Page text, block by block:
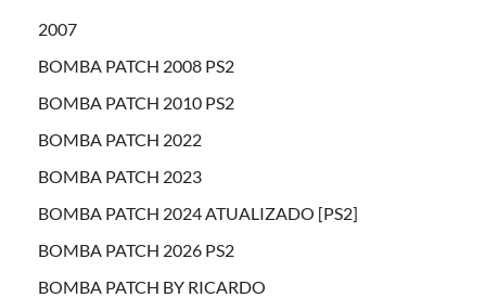
2007
BOMBA PATCH 2008 PS2
BOMBA PATCH 2010 PS2
BOMBA PATCH 2022
BOMBA PATCH 2023
BOMBA PATCH 2024 ATUALIZADO [PS2]
BOMBA PATCH 2026 PS2
BOMBA PATCH BY RICARDO